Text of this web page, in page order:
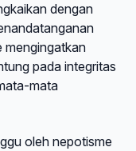
dengan
mengingatkan
pada integritas
mata
oleh nepotisme